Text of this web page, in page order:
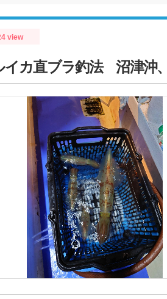
view
イカ直ブラ釣法 沼津沖